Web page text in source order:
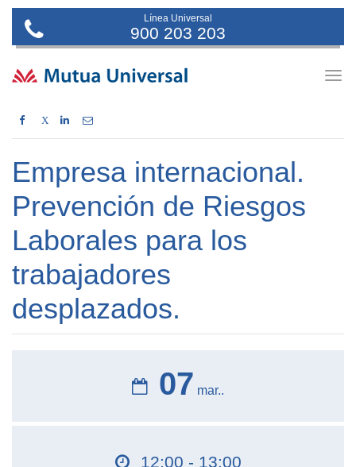
Línea Universal
900 203 203
X
Empresa internacional.
Prevención de Riesgos
Laborales para los
trabajadores
desplazados.
07 mar..
12:00 - 13:00